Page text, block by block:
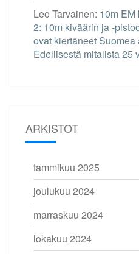
Leo Tarvainen: 10m EM
2: 10m kiväärin ja -
ovat kiertäneet
Edellisestä mitalista 25
ARKISTOT
tammikuu 2025
joulukuu 2024
marraskuu 2024
lokakuu 2024